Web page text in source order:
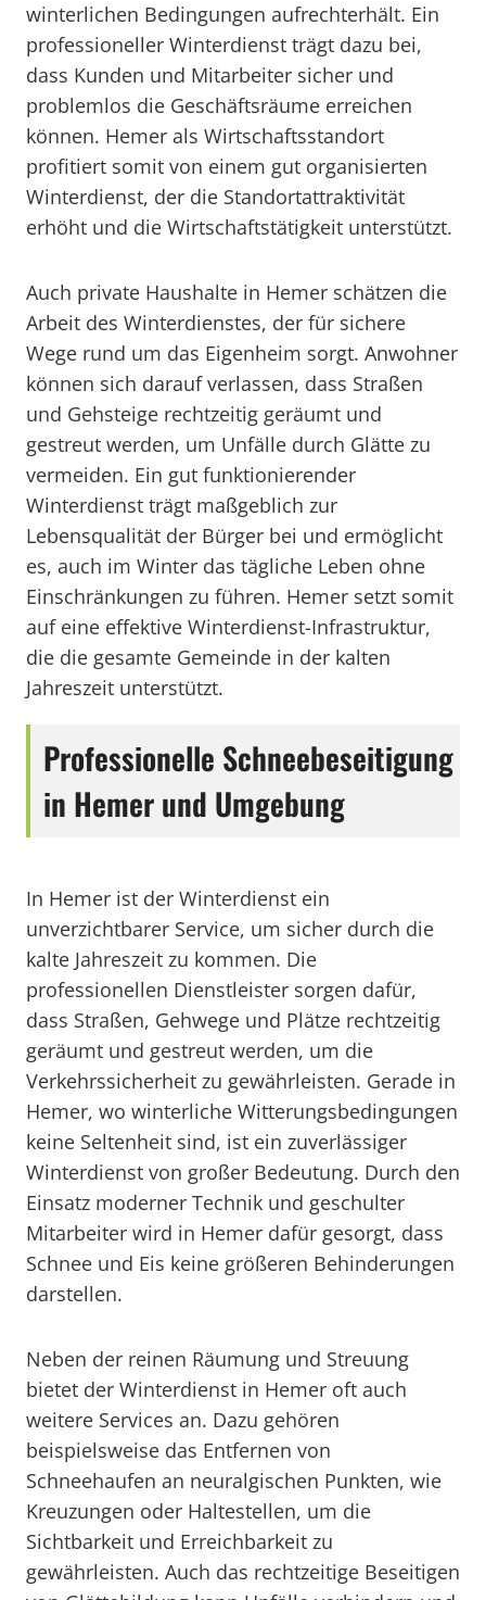
winterlichen Bedingungen aufrechterhält. Ein
professioneller Winterdienst trägt dazu bei,
dass Kunden und Mitarbeiter sicher und
problemlos die Geschäftsräume erreichen
können. Hemer als Wirtschaftsstandort
profitiert somit von einem gut organisierten
Winterdienst, der die Standortattraktivität
erhöht und die Wirtschaftstätigkeit unterstützt.
Auch private Haushalte in Hemer schätzen die
Arbeit des Winterdienstes, der für sichere
Wege rund um das Eigenheim sorgt. Anwohner
können sich darauf verlassen, dass Straßen
und Gehsteige rechtzeitig geräumt und
gestreut werden, um Unfälle durch Glätte zu
vermeiden. Ein gut funktionierender
Winterdienst trägt maßgeblich zur
Lebensqualität der Bürger bei und ermöglicht
es, auch im Winter das tägliche Leben ohne
Einschränkungen zu führen. Hemer setzt somit
auf eine effektive Winterdienst-Infrastruktur,
die die gesamte Gemeinde in der kalten
Jahreszeit unterstützt.
Professionelle Schneebeseitigung
in Hemer und Umgebung
In Hemer ist der Winterdienst ein
unverzichtbarer Service, um sicher durch die
kalte Jahreszeit zu kommen. Die
professionellen Dienstleister sorgen dafür,
dass Straßen, Gehwege und Plätze rechtzeitig
geräumt und gestreut werden, um die
Verkehrssicherheit zu gewährleisten. Gerade in
Hemer, wo winterliche Witterungsbedingungen
keine Seltenheit sind, ist ein zuverlässiger
Winterdienst von großer Bedeutung. Durch den
Einsatz moderner Technik und geschulter
Mitarbeiter wird in Hemer dafür gesorgt, dass
Schnee und Eis keine größeren Behinderungen
darstellen.
Neben der reinen Räumung und Streuung
bietet der Winterdienst in Hemer oft auch
weitere Services an. Dazu gehören
beispielsweise das Entfernen von
Schneehaufen an neuralgischen Punkten, wie
Kreuzungen oder Haltestellen, um die
Sichtbarkeit und Erreichbarkeit zu
gewährleisten. Auch das rechtzeitige Beseitigen